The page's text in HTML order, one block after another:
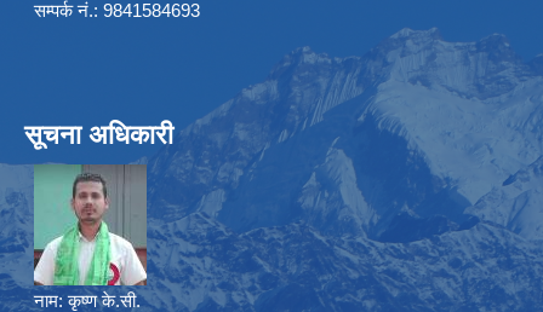
सम्पर्क नं.: 9841584693
सूचना अधिकारी
नाम: कृष्ण के.सी.